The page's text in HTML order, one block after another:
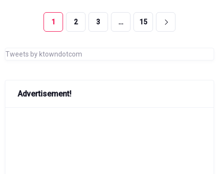
1 2 3 … 15
Tweets by ktowndotcom
Advertisement!